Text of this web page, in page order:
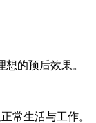
的预后效果。
常生活与工作。